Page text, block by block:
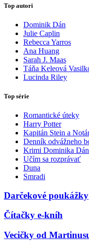
Top autori
Dominik Dán
Julie Caplin
Rebecca Yarros
Ana Huang
Sarah J. Maas
Táňa Keleová
Lucinda Riley
Top série
Romantické úteky
Harry Potter
Kapitán Stein a
Denník odvážneho
Krimi Dominika
Učím sa rozprávať
Duna
Smradi
Darčekové poukážky
Čítačky e-kníh
Vecičky od